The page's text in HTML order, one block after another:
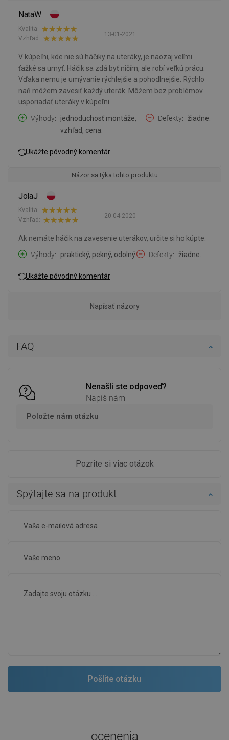
FAQ
Nenašli ste odpoveď?
Napíš nám
Položte nám otázku
Pozrite si viac otázok
NataW
13-01-2021
Kvalita:
Vzhľad:
V kúpeľni, kde nie sú háčiky na uteráky, je naozaj veľmi
ťažké sa umyť. Háčik sa zdá byť ničím, ale robí veľkú prácu.
Vďaka nemu je umývanie rýchlejšie a pohodlnejšie. Rýchlo
naň môžem zavesiť každý uterák. Môžem bez problémov
usporiadať uteráky v kúpeľni.
Výhody
jednoduchosť montáže,
vzhľad, cena.
Defekty žiadne.
Ukážte pôvodný komentár
Názor sa týka tohto produktu
JolaJ
20-04-2020
Kvalita:
Vzhľad:
Ak nemáte háčik na zavesenie uterákov, určite si ho kúpte.
Výhody
praktický, pekný, odolný. Defekty žiadne.
Ukážte pôvodný komentár
Napísať názory
Spýtajte sa na produkt
ocenenia